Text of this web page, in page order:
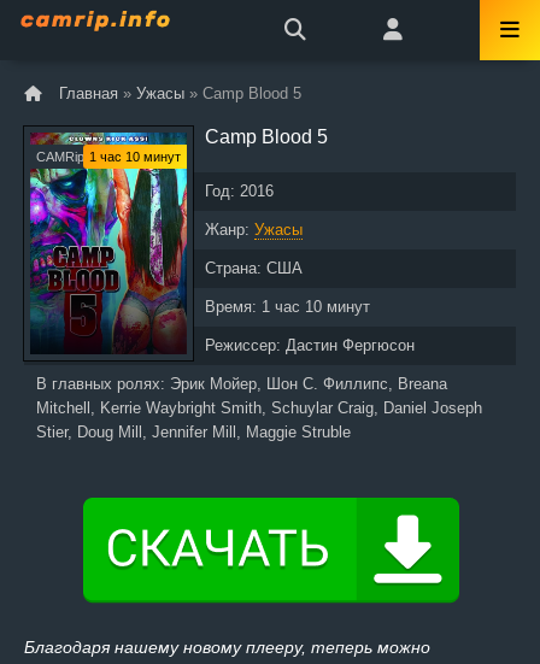
Главная » Ужасы » Camp Blood 5
CAMRip 1 час 10 минут
Camp Blood 5
Год: 2016
Жанр: Ужасы
Страна: США
Время: 1 час 10 минут
Режиссер: Дастин Фергюсон
В главных ролях: Эрик Мойер, Шон С. Филлипс, Breana
Mitchell, Kerrie Waybright Smith, Schuylar Craig, Daniel Joseph
Stier, Doug Mill, Jennifer Mill, Maggie Struble
Благодаря нашему новому плееру, теперь можно